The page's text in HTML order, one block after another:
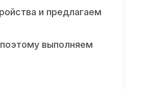
и предлагаем
выполняем